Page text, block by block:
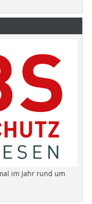
im Jahr rund um